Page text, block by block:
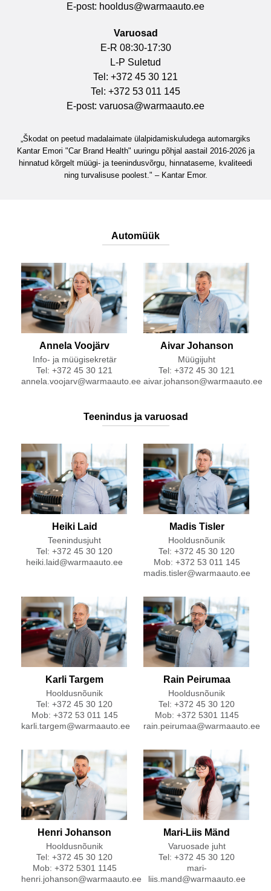
E-post: hooldus@warmaauto.ee
Varuosad
E-R 08:30-17:30
L-P Suletud
Tel: +372 45 30 121
Tel: +372 53 011 145
E-post: varuosa@warmaauto.ee
„Škodat on peetud madalaimate ülalpidamiskuludega automargiks
Kantar Emori "Car Brand Health" uuringu põhjal aastail 2016-2026 ja
hinnatud kõrgelt müügi- ja teenindusvõrgu, hinnataseme, kvaliteedi
ning turvalisuse poolest." – Kantar Emor.
Automüük
Annela Voojärv
Info- ja müügisekretär
Tel: +372 45 30 121
annela.voojarv@warmaauto.ee
Aivar Johanson
Müügijuht
Tel: +372 45 30 121
aivar.johanson@warmaauto.ee
Teenindus ja varuosad
Heiki Laid
Teenindusjuht
Tel: +372 45 30 120
heiki.laid@warmaauto.ee
Madis Tisler
Hooldusnõunik
Tel: +372 45 30 120
Mob: +372 53 011 145
madis.tisler@warmaauto.ee
Karli Targem
Hooldusnõunik
Tel: +372 45 30 120
Mob: +372 53 011 145
karli.targem@warmaauto.ee
Rain Peirumaa
Hooldusnõunik
Tel: +372 45 30 120
Mob: +372 5301 1145
rain.peirumaa@warmaauto.ee
Henri Johanson
Hooldusnõunik
Tel: +372 45 30 120
Mob: +372 5301 1145
henri.johanson@warmaauto.ee
Mari-Liis Mänd
Varuosade juht
Tel: +372 45 30 120
mari-
liis.mand@warmaauto.ee